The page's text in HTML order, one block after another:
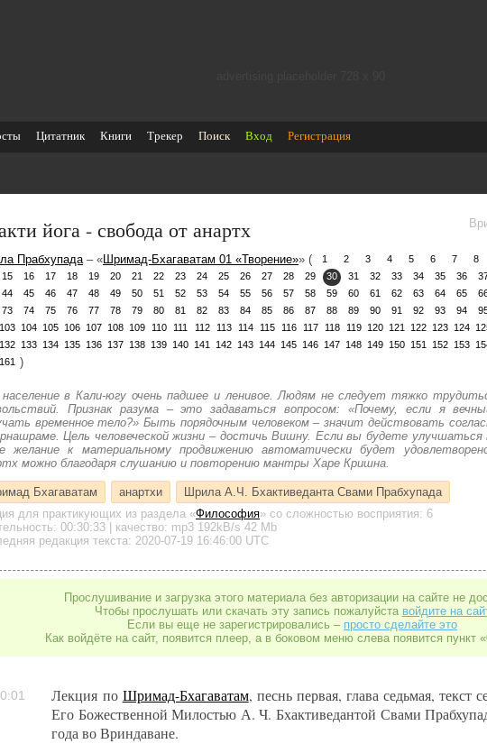
Цитатник Книги Трекер Поиск Вход Регистрация
йога - свобода от анартх
Прабхупада – « Шримад-Бхагаватам 01 «Творение»» ( 1 2 3 4 5 6 7 8
15
16 17 18 19 20 21 22 23 24 25 26 27 28 29 30 31 32 33 34 35 36
44
45 46 47 48 49 50 51 52 53 54 55 56 57 58 59 60 61 62 63 64 65
73
74 75 76 77 78 79 80 81 82 83 84 85 86 87 88 89 90 91 92 93 94
103 104 105 106 107 108 109 110 111 112 113 114 115 116 117 118 119 120 121 122 123 124
132 133 134 135 136 137 138 139 140 141 142 143 144 145 146 147 148 149 150 151 152 153
161 )
в Кали-югу очень падшее и ленивое. Людям не следует тяжко
Признак разума – это задаваться вопросом: «Почему, если я
временное тело?» Быть порядочным человеком – значит действовать
Цель человеческой жизни – достичь Вишну. Если вы будете улучшаться
желание к материальному продвижению автоматически будет
можно благодаря слушанию и повторению мантры Харе Кришна.
Бхагаватам анартхи
Шрила А.Ч. Бхактиведанта Свами Прабхупада
для практикующих из раздела «Философия» со сложностью восприятия: 6
00:30:33 | качество: mp3 192kB/s 42 Mb
редакция текста: 2020-07-19 16:46:00 UTC
Прослушивание и загрузка этого материала без авторизации на сайте не
Чтобы прослушать или скачать эту запись пожалуйста войдите на
Если вы еще не зарегистрировались – просто сделайте это
Как войдёте на сайт, появится плеер, а в боковом меню слева появится пункт «
Лекция по Шримад-Бхагаватам, песнь первая, глава седьмая, текст
Его Божественной Милостью А. Ч. Бхактиведантой Свами
года во Вриндаване.